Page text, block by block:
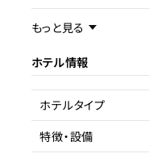
事業内容／事業特徴
本物件は、東京都杉並
住宅環境と高い生活
ロケーションに所在し
最寄りの荻窪駅から
京メトロ丸ノ内線の2
なため、新宿・東京と
もっと見る
ホテル情報
ホテルタイプ
マンション一室
特徴・設備